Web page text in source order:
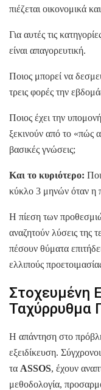
πιέζεται οικονομικά
Για αυτές τις
είναι απαγορευτική.
Ποιος μπορεί να
τρεις φορές την
Ποιος έχει την
ξεκινούν από το «πώς
βασικές γνώσεις;
Και το κυριότερο:
κύκλο 3 μηνών όταν η
Η πίεση των
αναζητούν λύσεις της
πέσουν θύματα
ελλιπούς
Στοχευμένη
Ταχύρρυθμα
Η απάντηση στο
εξειδίκευση.
τα ASSOS, έχουν
μεθοδολογία,